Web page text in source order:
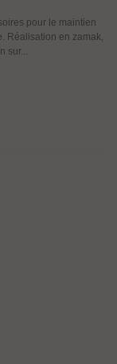
pour le maintien
Réalisation en zamak,
sur...